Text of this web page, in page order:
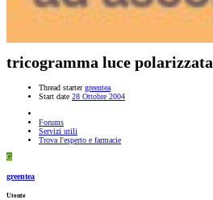
tricogramma luce polarizzata
Thread starter greentea
Start date 28 Ottobre 2004
Forums
Servizi utili
Trova l'esperto e farmacie
G
greentea
Utente